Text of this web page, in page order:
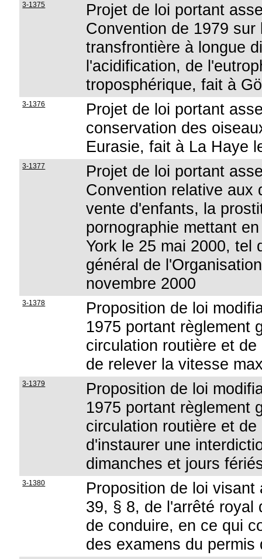
3-1375
Projet de loi portant
Convention de 1979
transfrontière à longue
l'acidification, de
troposphérique, fait à
3-1376
Projet de loi portant
conservation des
Eurasie, fait à La Haye
3-1377
Projet de loi portant
Convention relative aux
vente d'enfants, la
pornographie mettant
York le 25 mai 2000, tel
général de
novembre 2000
3-1378
Proposition de loi
1975 portant règlement
circulation routière et
de relever la vitesse
3-1379
Proposition de loi
1975 portant règlement
circulation routière et
d'instaurer une
dimanches et jours
3-1380
Proposition de loi
39, § 8, de l'arrêté royal
de conduire, en ce qui
des examens du permis